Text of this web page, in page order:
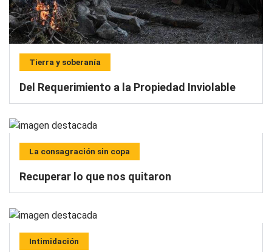
Tierra y soberanía
Del Requerimiento a la Propiedad Inviolable
La consagración sin copa
Recuperar lo que nos quitaron
Intimidación